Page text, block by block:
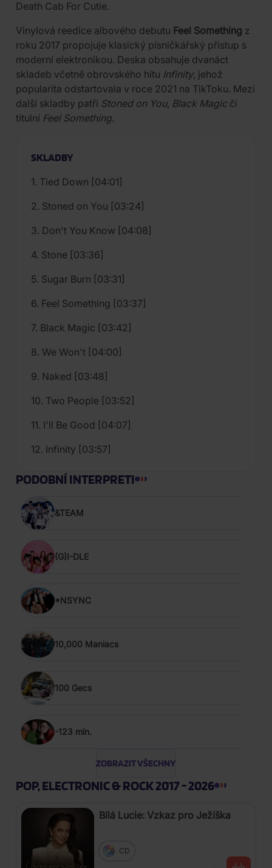
Death Cab For Cutie.
Vinylová reedice albového debutu Feel Something z
roku 2017 propojuje klasický písničkářský přístup s
moderní elektronikou. Deska obsahuje dvanáct
skladeb včetně obrovského hitu Infinity, jehož
popularita odstartovala v roce 2021 na TikToku. Mezi
další skladby patří Stoned on You, Black Magicči
titulní Feel Something.
SKLADBY
1. Tied Down [04:01]
2. Stoned on You [03:24]
3. Don't You Know [04:08]
4. Stone [03:36]
5. Sugar Burn [03:31]
6. Feel Something [03:37]
7. Black Magic [03:42]
8. We Won't [04:00]
9. Naked [03:48]
10. Two People [03:52]
11. I'll Be Good [04:07]
12. Infinity [03:57]
PODOBNÍ INTERPRETI
&TEAM
(G)I-DLE
*NSYNC
10,000 Maniacs
100 Gecs
-123 min.
ZOBRAZIT VŠECHNY
POP, ELECTRONIC & ROCK 2017 - 2026
Bílá Lucie: Vzkaz pro Ježíška
CD